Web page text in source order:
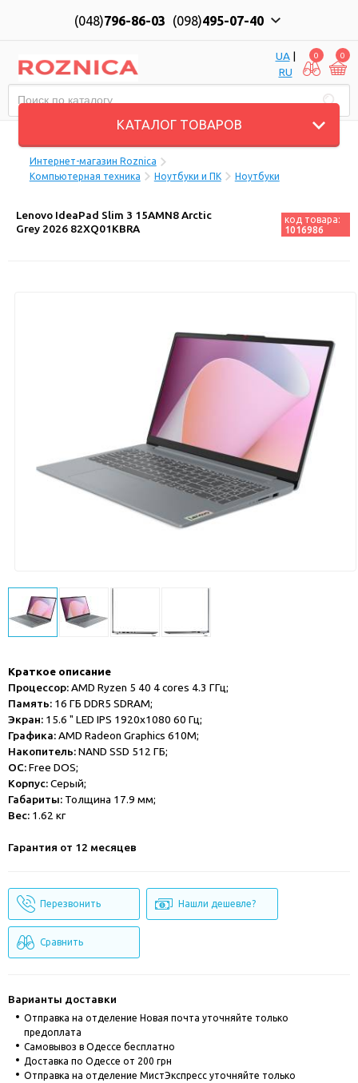
(048)796-86-03 (098)495-07-40
UA|
RU
0 0
КАТАЛОГ ТОВАРОВ
Интернет-магазин Roznica
Компьютерная техника
Ноутбуки и ПК Ноутбуки
Lenovo IdeaPad Slim 3 15AMN8 Arctic
Grey 2026 82XQ01KBRA
код товара:
1016986
Краткое описание
Процессор:AMD Ryzen 5 40 4 cores 4.3 ГГц;
Память: 16 ГБ DDR5 SDRAM;
Экран: 15.6 " LED IPS 1920x1080 60 Гц;
Графика:AMD Radeon Graphics 610M;
Накопитель:NAND SSD 512 ГБ;
ОС:Free DOS;
Корпус:Серый;
Габариты: Толщина 17.9 мм;
Вес: 1.62 кг
Гарантия от 12 месяцев
Перезвонить Нашли дешевле?
Сравнить
Варианты доставки
Отправка на отделение Новая почта уточняйте только
предоплата
Cамовывоз в Одессе бесплатно
Доставка по Одессе от 200 грн
Отправка на отделение МистЭкспресс уточняйте только